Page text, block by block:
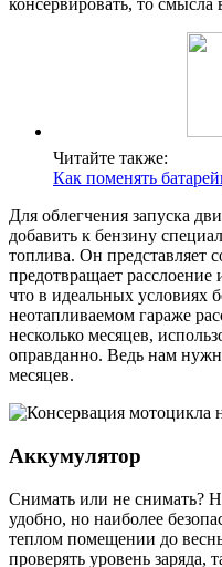
консервировать, то смысла
Читайте также:
Как поменять
Для облегчения запуска
добавить к бензину
топлива. Он представляет
предотвращает
что в идеальных условиях
неотапливаемом гараже
несколько месяцев,
оправданно. Ведь нам
месяцев.
Аккумулятор
Снимать или не снимать?
удобно, но наиболее
теплом помещении до
проверять уровень заряда,